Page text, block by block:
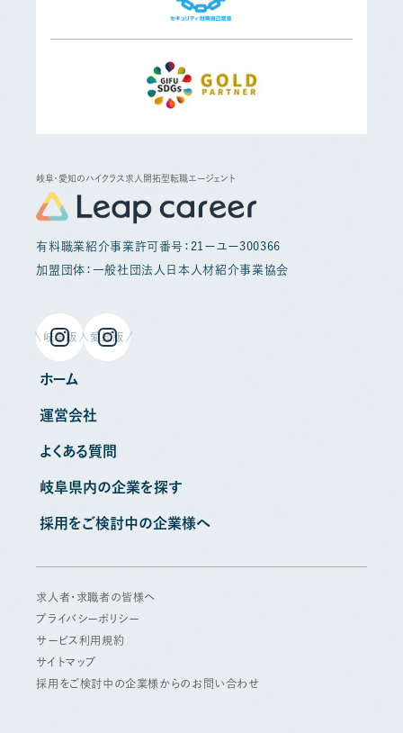
岐阜・愛知のハイクラス求人開拓型転職エージェント
有料職業紹介事業許可番号：21ーユー300366
加盟団体：一般社団法人日本人材紹介事業協会
岐阜版 愛知版
ホーム
運営会社
よくある質問
岐阜県内の企業を探す
採用をご検討中の企業様へ
求人者・求職者の皆様へ
プライバシーポリシー
サービス利用規約
サイトマップ
採用をご検討中の企業様からのお問い合わせ